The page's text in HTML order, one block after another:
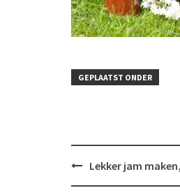
GEPLAATST ONDER
BerichtLekker jam